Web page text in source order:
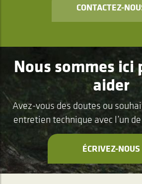
CONTACTEZ-
Nous sommes ici
aider
Avez-vous des doutes ou
entretien technique avec l’un
ÉCRIVEZ-NOUS